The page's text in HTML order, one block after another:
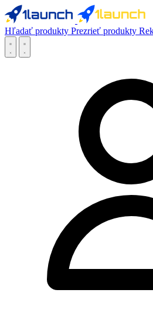
Hľadať produkty Prezrieť produkty